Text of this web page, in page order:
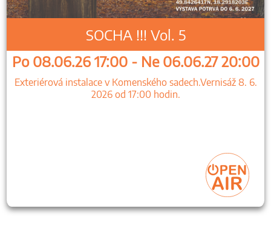
SOCHA !!! Vol. 5
Po 08.06.26 17:00 - Ne 06.06.27 20:00
Exteriérová instalace v Komenského sadech.Vernisáž 8. 6.
2026 od 17:00 hodin.